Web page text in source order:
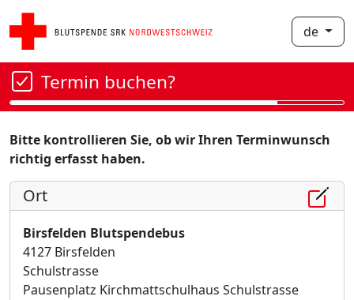
de
Termin buchen?
Bitte kontrollieren Sie, ob wir Ihren Terminwunsch
richtig erfasst haben.
Ort
Birsfelden Blutspendebus
4127 Birsfelden
Schulstrasse
Pausenplatz Kirchmattschulhaus Schulstrasse